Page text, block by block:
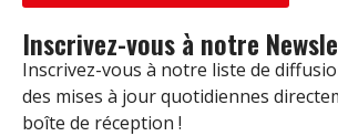
Inscrivez-vous à notre
Inscrivez-vous à notre liste de
des mises à jour quotidiennes
boîte de réception !